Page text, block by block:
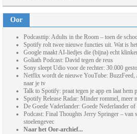
Oor
Podcasttip: Adults in the Room – toen de
Spotify rolt twee nieuwe functies uit. Wat is
Google maakt AI-liedjes die (bijna) echt
Goliath Podcast: David tegen de reus
Sony sleept Udio voor de rechter: 30.000
Netflix wordt de nieuwe YouTube:
naar je tv
Talk to Spotify: praat tegen je app en laat hem
Spotify Release Radar: Minder rommel, meer
De Goede Vaderlander: Goede Nederlander
Podcast: Final Thoughts Jerry Springer – van
stoelengevec
Naar het Oor-archief...